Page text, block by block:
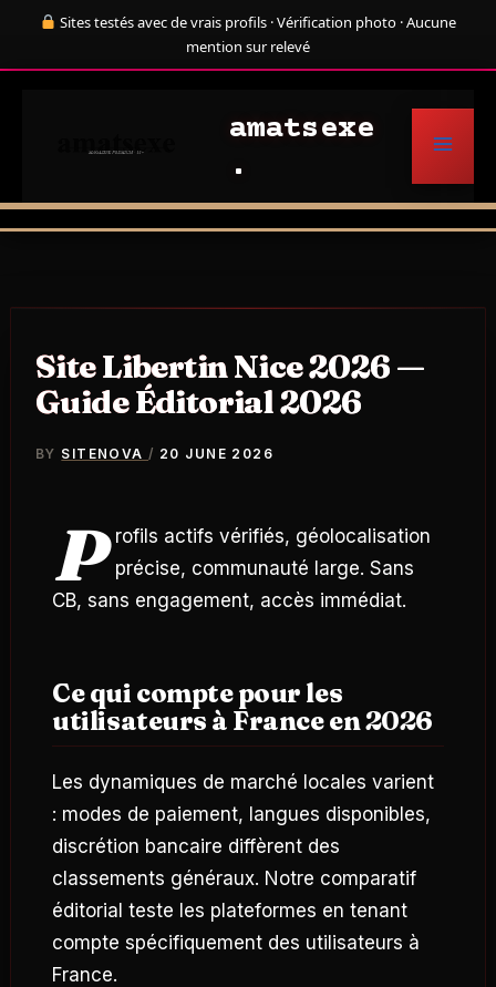
Sites testés avec de vrais profils · Vérification photo · Aucune
mention sur relevé
amatsexe
Site Libertin Nice 2026 —
Guide Éditorial 2026
BY SITENOVA/ 20 JUNE 2026
P rofils actifs vérifiés, géolocalisation
précise, communauté large. Sans
CB, sans engagement, accès immédiat.
Ce qui compte pour les
utilisateurs à France en 2026
Les dynamiques de marché locales varient
: modes de paiement, langues disponibles,
discrétion bancaire diffèrent des
classements généraux. Notre comparatif
éditorial teste les plateformes en tenant
compte spécifiquement des utilisateurs à
France.